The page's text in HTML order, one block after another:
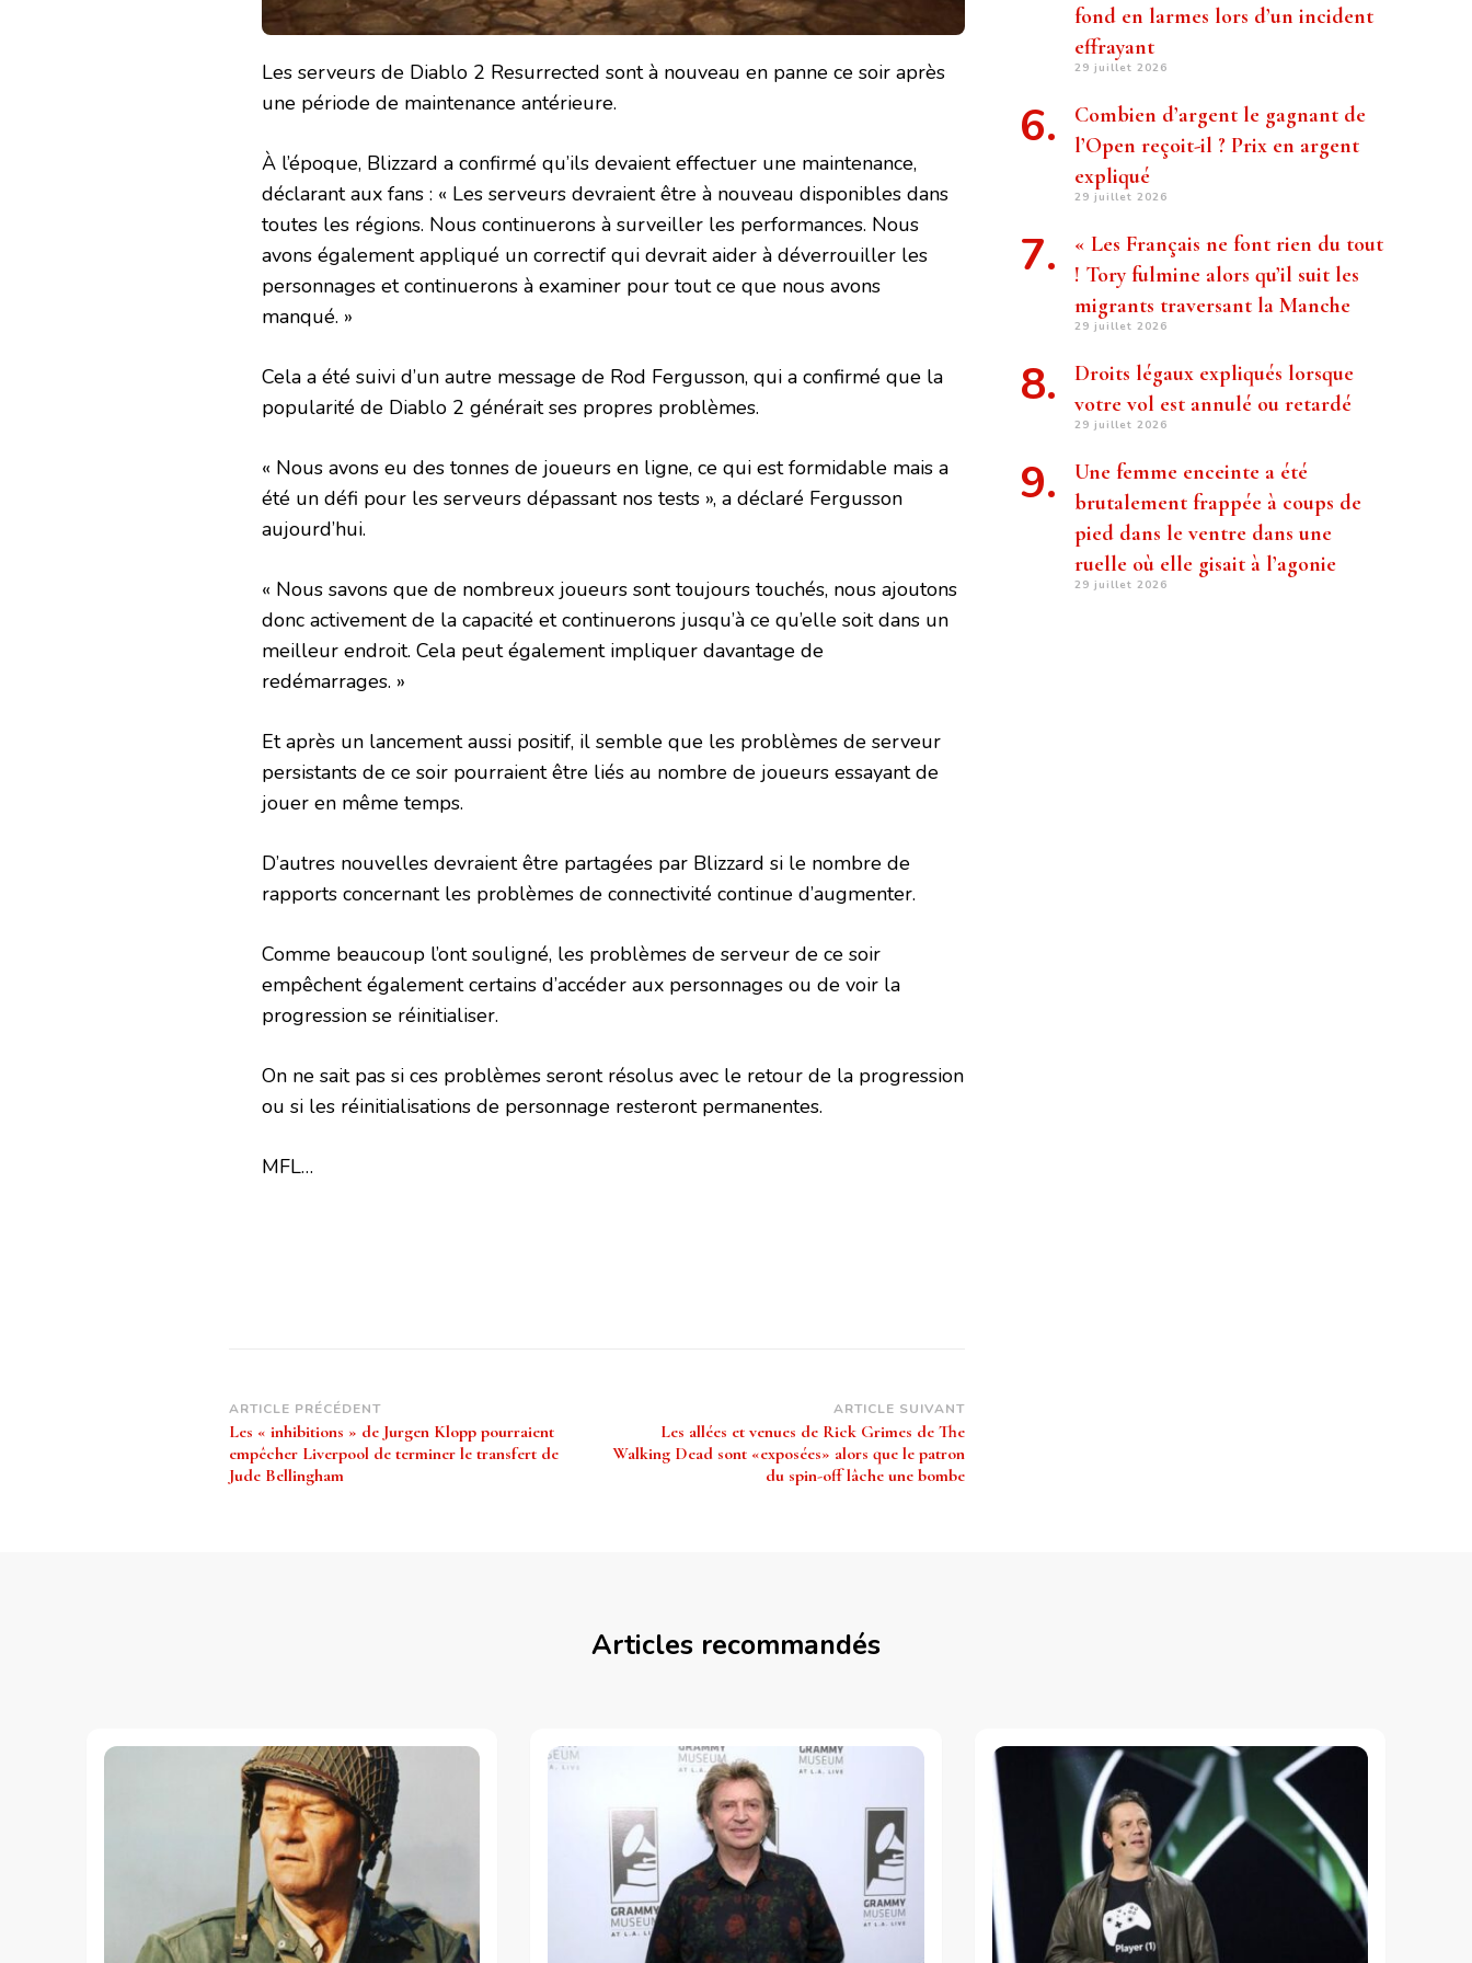
Les serveurs de Diablo 2 Resurrected sont à nouveau en panne ce soir après
une période de maintenance antérieure.
À l’époque, Blizzard a confirmé qu’ils devaient effectuer une maintenance,
déclarant aux fans : « Les serveurs devraient être à nouveau disponibles dans
toutes les régions. Nous continuerons à surveiller les performances. Nous
avons également appliqué un correctif qui devrait aider à déverrouiller les
personnages et continuerons à examiner pour tout ce que nous avons
manqué. »
Cela a été suivi d’un autre message de Rod Fergusson, qui a confirmé que la
popularité de Diablo 2 générait ses propres problèmes.
« Nous avons eu des tonnes de joueurs en ligne, ce qui est formidable mais a
été un défi pour les serveurs dépassant nos tests », a déclaré Fergusson
aujourd’hui.
« Nous savons que de nombreux joueurs sont toujours touchés, nous ajoutons
donc activement de la capacité et continuerons jusqu’à ce qu’elle soit dans un
meilleur endroit. Cela peut également impliquer davantage de
redémarrages. »
Et après un lancement aussi positif, il semble que les problèmes de serveur
persistants de ce soir pourraient être liés au nombre de joueurs essayant de
jouer en même temps.
D’autres nouvelles devraient être partagées par Blizzard si le nombre de
rapports concernant les problèmes de connectivité continue d’augmenter.
Comme beaucoup l’ont souligné, les problèmes de serveur de ce soir
empêchent également certains d’accéder aux personnages ou de voir la
progression se réinitialiser.
On ne sait pas si ces problèmes seront résolus avec le retour de la progression
ou si les réinitialisations de personnage resteront permanentes.
MFL…
Navigation
d’article
ARTICLE PRÉCÉDENT
Les « inhibitions » de Jurgen Klopp pourraient
empêcher Liverpool de terminer le transfert de
Jude Bellingham
ARTICLE SUIVANT
Les allées et venues de Rick Grimes de The
Walking Dead sont «exposées» alors que le patron
du spin-off lâche une bombe
fond en larmes lors d’un incident
effrayant
29 juillet 2026
Combien d’argent le gagnant de
l’Open reçoit-il ? Prix ​​en argent
expliqué
29 juillet 2026
« Les Français ne font rien du tout
! Tory fulmine alors qu’il suit les
migrants traversant la Manche
29 juillet 2026
Droits légaux expliqués lorsque
votre vol est annulé ou retardé
29 juillet 2026
Une femme enceinte a été
brutalement frappée à coups de
pied dans le ventre dans une
ruelle où elle gisait à l’agonie
29 juillet 2026
Articles recommandés